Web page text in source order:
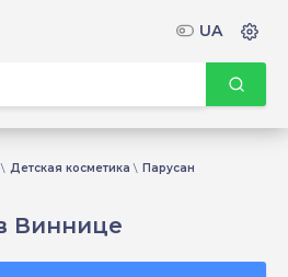
Детская косметика Парусан
Виннице
UA